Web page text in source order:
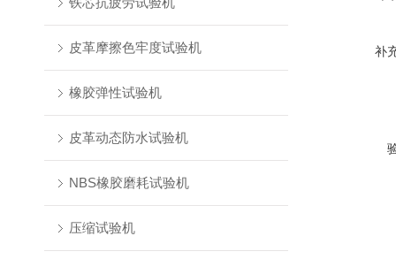
皮革摩擦色牢度试验机
橡胶弹性试验机
皮革动态防水试验机
NBS橡胶磨耗试验机
压缩试验机
补